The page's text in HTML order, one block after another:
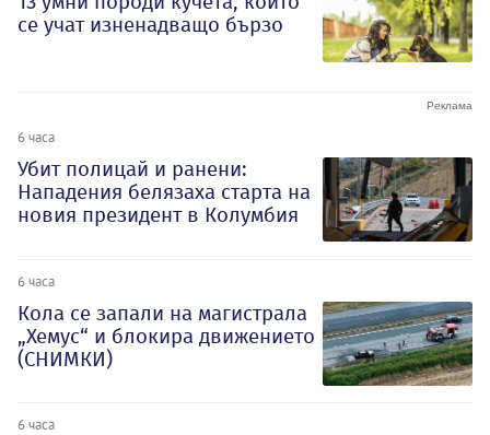
се учат изненадващо бързо
6 часа
Убит полицай и ранени:
Нападения белязаха старта на
новия президент в Колумбия
6 часа
Кола се запали на магистрала
„Хемус“ и блокира движението
(СНИМКИ)
6 часа